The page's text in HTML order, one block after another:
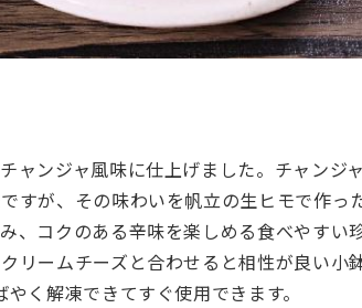
ャンジャ風味に仕上げました。チャンジ
すが、その味わいを帆立の生ヒモで作っ
、コクのある辛味を楽しめる食べやすい
リームチーズと合わせると相性が良い小
く解凍できてすぐ使用できます。